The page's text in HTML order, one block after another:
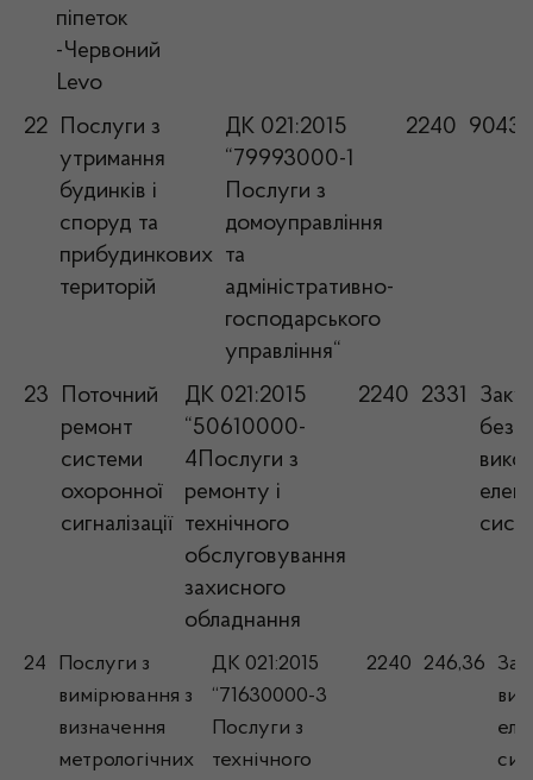
піпеток
-Червоний
Levo
22 Послуги з
утримання
будинків і
споруд та
прибудинкових
територій
ДК 021:2015
“79993000-1
Послуги з
домоуправління
та
адміністративно-
господарського
управління“
2240
23
Поточний
ремонт
системи
охоронної
сигналізації
ДК 021:2015
“50610000-
4Послуги з
ремонту і
технічного
обслуговування
захисного
обладнання
2240 2331
без
24
Послуги з
вимірювання з
визначення
метрологічних
ДК 021:2015
“71630000-3
Послуги з
технічного
2240 246,36